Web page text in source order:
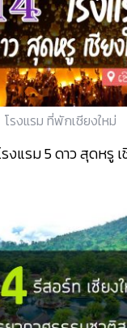
โรงแรม ที่พักเชียงใหม่
รงแรม 5 ดาว สุดหรู